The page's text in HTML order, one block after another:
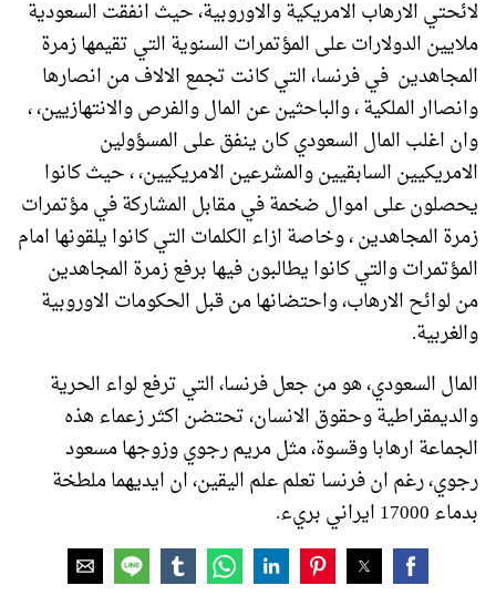
لائحتي الارهاب الامريكية والاوروبية، حيث انفقت السعودية
ملايين الدولارات على المؤتمرات السنوية التي تقيمها زمرة
المجاهدین في فرنسا، التي كانت تجمع الالاف من انصارها
وانصاار الملكية ، والباحثين عن المال والفرص والانتهازيين، ،
وان اغلب المال السعودي كان ينفق على المسؤولين
الامريكيين السابقيين والمشرعين الامريكيين، ، حيث كانوا
يحصلون على اموال ضخمة في مقابل المشاركة في مؤتمرات
زمرة المجاهدین ، وخاصة ازاء الكلمات التي كانوا يلقونها امام
المؤتمرات والتي كانوا يطالبون فيها برفع زمرة المجاهدین
من لوائح الارهاب، واحتضانها من قبل الحكومات الاوروبية
والغربية.
المال السعودي، هو من جعل فرنسا، التي ترفع لواء الحرية
والديمقراطية وحقوق الانسان، تحتضن اكثر زعماء هذه
الجماعة ارهابا وقسوة، مثل مريم رجوي وزوجها مسعود
رجوي، رغم ان فرنسا تعلم علم اليقين، ان ايديهما ملطخة
بدماء 17000 ايراني بريء.